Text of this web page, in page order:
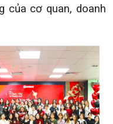
của cơ quan, doanh